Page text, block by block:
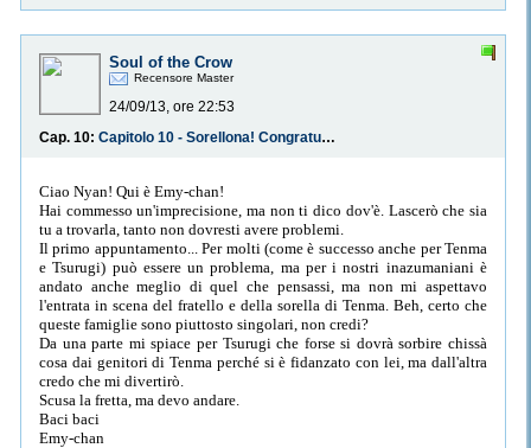
Soul of the Crow
Recensore Master
24/09/13, ore 22:53
Cap. 10:
Capitolo 10 - Sorellona! Congratulazioni!
Ciao Nyan! Qui è Emy-chan!
Hai commesso un'imprecisione, ma non ti dico dov'è. Lascerò che sia
tu a trovarla, tanto non dovresti avere problemi.
Il primo appuntamento... Per molti (come è successo anche per Tenma
e Tsurugi) può essere un problema, ma per i nostri inazumaniani è
andato anche meglio di quel che pensassi, ma non mi aspettavo
l'entrata in scena del fratello e della sorella di Tenma. Beh, certo che
queste famiglie sono piuttosto singolari, non credi?
Da una parte mi spiace per Tsurugi che forse si dovrà sorbire chissà
cosa dai genitori di Tenma perché si è fidanzato con lei, ma dall'altra
credo che mi divertirò.
Scusa la fretta, ma devo andare.
Baci baci
Emy-chan